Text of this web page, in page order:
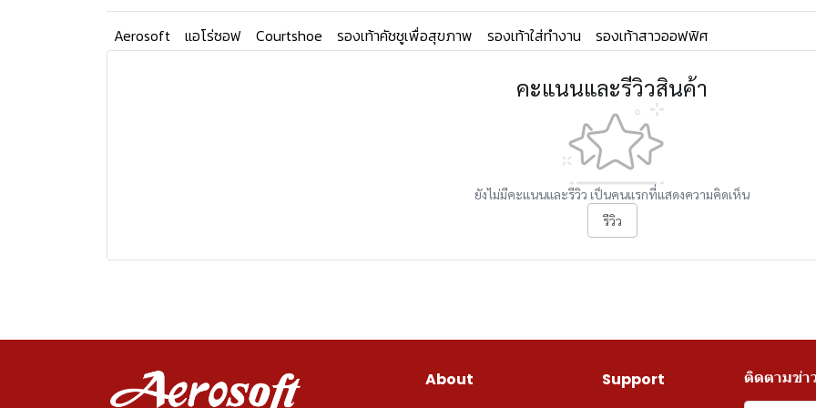
Aerosoft แอโร่ซอฟ Courtshoe รองเท้าคัชชูเพื่อสุขภาพ รองเท้าใส่ทำงาน รองเท้าสาวออฟฟิศ
คะแนนและรีวิวสินค้า
ยังไม่มีคะแนนและรีวิว เป็นคนแรกที่แสดงความคิดเห็น
รีวิว
About Support ติดตามข่า